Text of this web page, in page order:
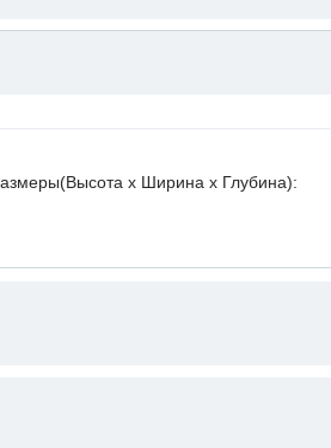
х Ширина х Глубина):